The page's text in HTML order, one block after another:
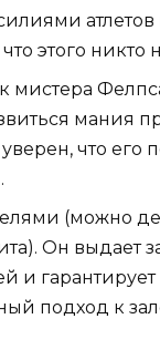
этого никто
мистера
мания
что его
(можно
Он выдает
и гарантирует
подход к